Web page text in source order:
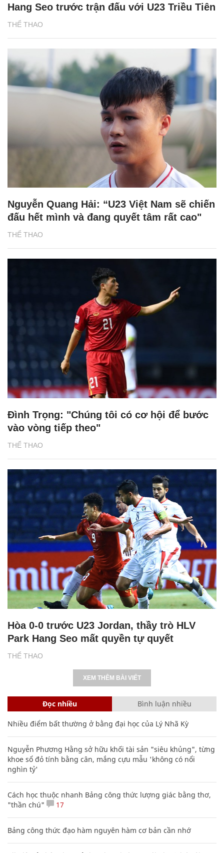
THỂ THAO
Hang Seo trước trận đấu với U23 Triều Tiên
THỂ THAO
Nguyễn Quang Hải: “U23 Việt Nam sẽ chiến
đấu hết mình và đang quyết tâm rất cao"
THỂ THAO
Đình Trọng: "Chúng tôi có cơ hội để bước
vào vòng tiếp theo"
THỂ THAO
Hòa 0-0 trước U23 Jordan, thầy trò HLV
Park Hang Seo mất quyền tự quyết
XEM THÊM BÀI VIẾT
Đọc nhiều Bình luận nhiều
Nhiều điểm bất thường ở bằng đại học của Lý Nhã Kỳ
Nguyễn Phương Hằng sở hữu khối tài sản "siêu khủng", từng
khoe sổ đỏ tính bằng cân, mắng cựu mẫu 'không có nổi
nghìn tỷ'
Cách học thuộc nhanh Bảng công thức lượng giác bằng thơ,
"thần chú"
17
Bảng công thức đạo hàm nguyên hàm cơ bản cần nhớ